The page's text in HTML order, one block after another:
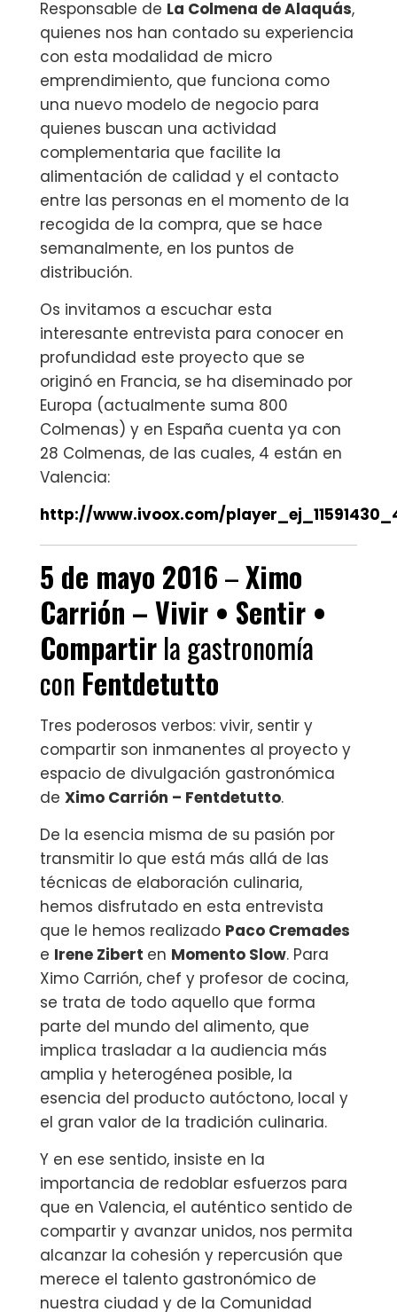
Responsable de La Colmena de Alaquás,
quienes nos han contado su experiencia
con esta modalidad de micro
emprendimiento, que funciona como
una nuevo modelo de negocio para
quienes buscan una actividad
complementaria que facilite la
alimentación de calidad y el contacto
entre las personas en el momento de la
recogida de la compra, que se hace
semanalmente, en los puntos de
distribución.
Os invitamos a escuchar esta
interesante entrevista para conocer en
profundidad este proyecto que se
originó en Francia, se ha diseminado por
Europa (actualmente suma 800
Colmenas) y en España cuenta ya con
28 Colmenas, de las cuales, 4 están en
Valencia:
http://www.ivoox.com/
5 de mayo 2016–Ximo
Carrión – Vivir • Sentir •
Compartirla gastronomía
con Fentdetutto
Tres poderosos verbos: vivir, sentir y
compartir son inmanentes al proyecto y
espacio de divulgación gastronómica
de Ximo Carrión – Fentdetutto.
De la esencia misma de su pasión por
transmitir lo que está más allá de las
técnicas de elaboración culinaria,
hemos disfrutado en esta entrevista
que le hemos realizado Paco Cremades
e Irene Zibert en Momento Slow. Para
Ximo Carrión, chef y profesor de cocina,
se trata de todo aquello que forma
parte del mundo del alimento, que
implica trasladar a la audiencia más
amplia y heterogénea posible, la
esencia del producto autóctono, local y
el gran valor de la tradición culinaria.
Y en ese sentido, insiste en la
importancia de redoblar esfuerzos para
que en Valencia, el auténtico sentido de
compartir y avanzar unidos, nos permita
alcanzar la cohesión y repercusión que
merece el talento gastronómico de
nuestra ciudad y de la Comunidad